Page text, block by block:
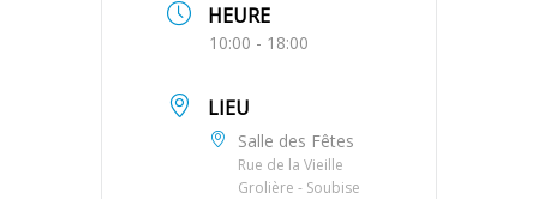
HEURE
10:00 - 18:00
LIEU
Salle des Fêtes
Rue de la Vieille
Grolière - Soubise